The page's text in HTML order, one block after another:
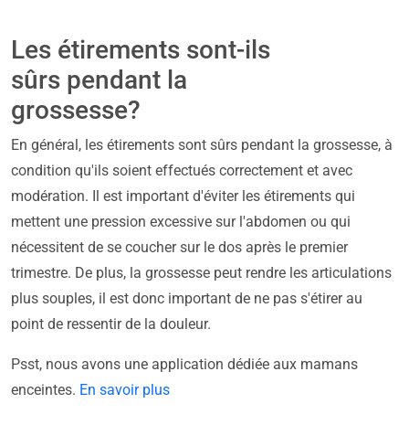
Les étirements sont-ils
sûrs pendant la
grossesse?
En général, les étirements sont sûrs pendant la grossesse, à
condition qu'ils soient effectués correctement et avec
modération. Il est important d'éviter les étirements qui
mettent une pression excessive sur l'abdomen ou qui
nécessitent de se coucher sur le dos après le premier
trimestre. De plus, la grossesse peut rendre les articulations
plus souples, il est donc important de ne pas s'étirer au
point de ressentir de la douleur.
Psst, nous avons une application dédiée aux mamans
enceintes. En savoir plus